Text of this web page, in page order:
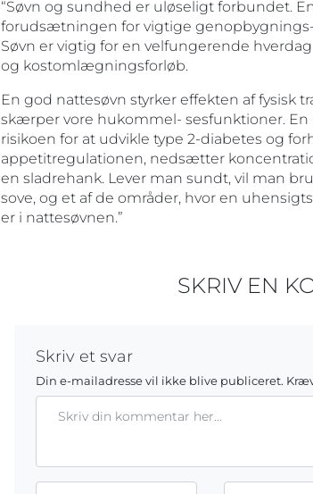
“Søvn og sundhed er uløseligt forbundet.
forudsætningen for vigtige
Søvn er vigtig for en velfungerende
og kostomlægningsforløb.
En god nattesøvn styrker effekten af fysisk
skærper vore hukommel- sesfunktioner.
risikoen for at udvikle type 2-diabetes og
appetitregulationen, nedsætter
en sladrehank. Lever man sundt, vil man
sove, og et af de områder, hvor en
er i nattesøvnen.”
SKRIV EN
Skriv et svar
Din e-mailadresse vil ikke blive publiceret.